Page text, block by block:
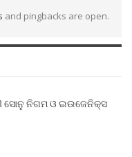
and pingbacks are open.
ସୋନୁ ନିଗମ ଓ ଇଉଜେନିକ୍ସ